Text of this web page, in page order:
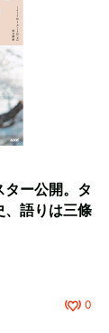
ー公開。タ
、語りは三條
0